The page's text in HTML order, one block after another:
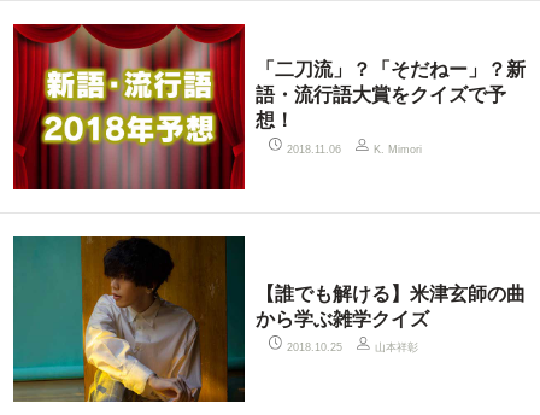
「二刀流」？「そだねー」？新
語・流行語大賞をクイズで予
想！
2018.11.06 K. Mimori
【誰でも解ける】米津玄師の曲
から学ぶ雑学クイズ
2018.10.25 山本祥彰